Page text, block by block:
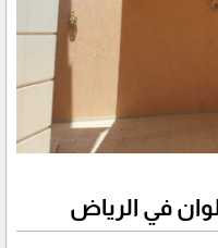
في الرياض